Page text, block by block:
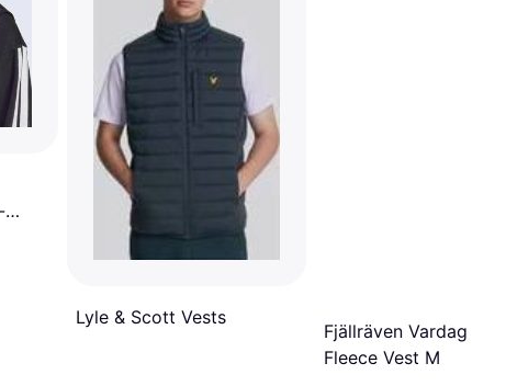
Lyle & Scott Vests
Fjällräven Vardag Pile
Fleece Vest M